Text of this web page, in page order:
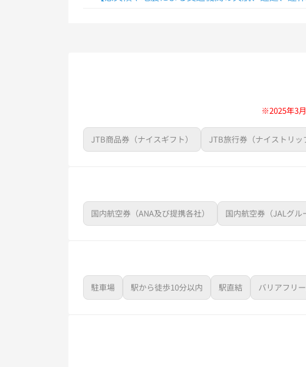
※2025年3
JTB商品券（ナイスギフト） JTB旅行券（ナイストリッ
国内航空券（ANA及び提携各社） 国内航空券（JALグル
駐車場 駅から徒歩10分以内 駅直結 バリアフリ